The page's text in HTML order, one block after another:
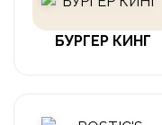
БУРГЕР КИНГ